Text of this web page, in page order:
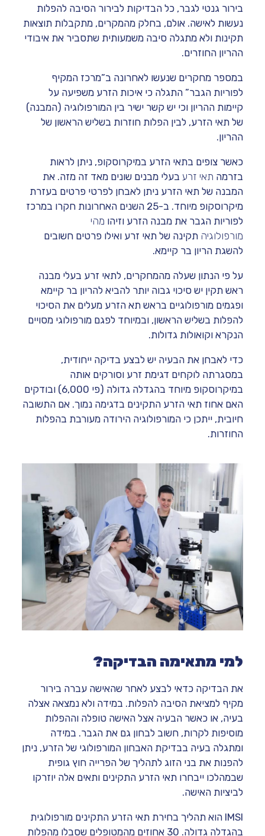
בירור גנטי לגבר, כל הבדיקות לבירור הסיבה להפלות
נעשות לאישה. אולם, בחלק מהמקרים, מתקבלות תוצאות
תקינות ולא מתגלה סיבה משמעותית שתסביר את איבודי
ההריון החוזרים.
במספר מחקרים שנעשו לאחרונה ב”מרכז המקיף
לפוריות הגבר” התגלה כי איכות הזרע משפיעה על
קיימות ההריון וכי יש קשר ישיר בין המורפולוגיה (המבנה)
של תאי הזרע, לבין הפלות חוזרות בשליש הראשון של
ההריון.
כאשר צופים בתאי הזרע במיקרוסקופ, ניתן לראות
בזרמה תאי זרע בעלי מבנים שונים מאד זה מזה. את
המבנה של תאי הזרע ניתן לאבחן לפרטי פרטים בעזרת
מיקרוסקופ מיוחד. ב-25 השנים האחרונות חקרו במרכז
לפוריות הגבר את מבנה הזרע וזיהו מהי
מורפולוגיה תקינה של תאי זרע ואילו פרטים חשובים
להשגת הריון בר קיימא.
על פי הנתון שעלה מהמחקרים, לתאי זרע בעלי מבנה
ראש תקין יש סיכוי גבוה יותר להביא להריון בר קיימא
ופגמים מורפולוגיים בראש תא הזרע מעלים את הסיכוי
להפלות בשליש הראשון, ובמיוחד לפגם מורפולוגי מסויים
הנקרא וקואולות גדולות.
כדי לאבחן את הבעיה יש לבצע בדיקה ייחודית,
במסגרתה לוקחים דגימת זרע וסורקים אותה
במיקרוסקופ מיוחד בהגדלה גדולה (פי 6,000) ובודקים
האם אחוז תאי הזרע התקינים בדגימה נמוך. אם התשובה
חיובית, ייתכן כי המורפולוגיה הירודה מעורבת בהפלות
החוזרות.
למי מתאימה הבדיקה?
את הבדיקה כדאי לבצע לאחר שהאישה עברה בירור
מקיף למציאת הסיבה להפלות. במידה ולא נמצאה אצלה
בעיה, או כאשר הבעיה אצל האישה טופלה וההפלות
מוסיפות לקרות, חשוב לבחון גם את הגבר. במידה
ומתגלה בעיה בבדיקת האבחון המורפולוגי של הזרע, ניתן
להפנות את בני הזוג לתהליך של הפרייה חוץ גופית
שבמהלכו ייבחרו תאי הזרע התקינים ותאים אלה יוזרקו
לביציות האישה.
IMSI הוא תהליך בחירת תאי הזרע התקינים מורפולוגית
בהגדלה גדולה. 30 אחוזים מהמטופלים שסבלו מהפלות